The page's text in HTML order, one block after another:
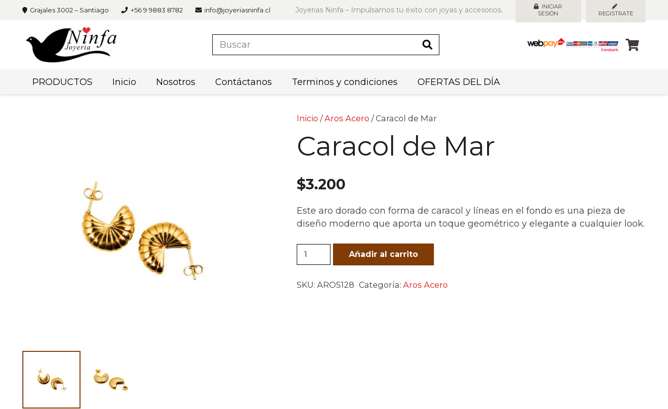
Grajales 3002 – Santiago +56 9 9883 8782 info@joyeriasninfa.cl Joyerias Ninfa – Impulsamos tu éxito con joyas y accesorios.
INICIAR
SESIÓN
REGISTRATE
PRODUCTOS Inicio Nosotros Contáctanos Terminos y condiciones OFERTAS DEL DÍA
Inicio /Aros Acero / Caracol de Mar
Caracol de Mar
$3.200
Este aro dorado con forma de caracol y líneas en el fondo es una pieza de
diseño moderno que aporta un toque geométrico y elegante a cualquier look.
Caracol
de
cantidad
Añadir al carrito
SKU: AROS128 Categoría:Aros Acero